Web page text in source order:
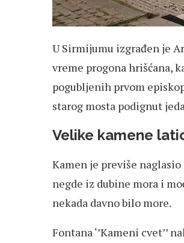
U Sirmijumu izgrađen je
vreme progona hrišćana,
pogubljenih prvom
starog mosta podignut
Velike kamene
Kamen je previše naglasio
negde iz dubine mora i
nekada davno bilo more.
Fontana ‘’Kameni cvet’’